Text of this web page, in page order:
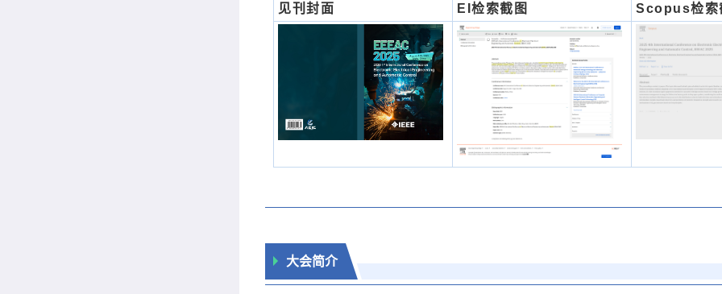
见刊封面 EI检索截图 Scopus检索
大会简介